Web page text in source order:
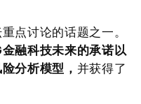
点讨论的话题之一。
融科技未来的承诺以
分析模型， 并获得了